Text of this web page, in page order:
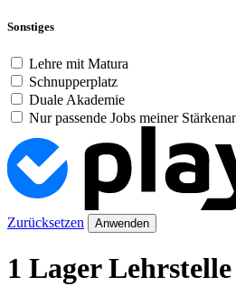
Sonstiges
Lehre mit Matura
Schnupperplatz
Duale Akademie
Nur passende Jobs meiner
Zurücksetzen Anwenden
1 Lager